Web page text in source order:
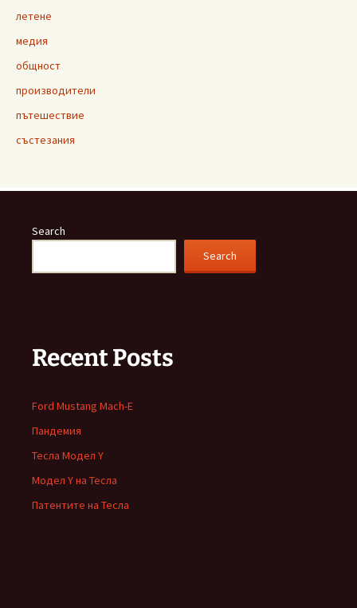
летене
медия
общност
производители
пътешествие
състезания
Search
Search
Recent Posts
Ford Mustang Mach-E
Пандемия
Тесла Модел Y
Модел Y на Тесла
Патентите на Тесла